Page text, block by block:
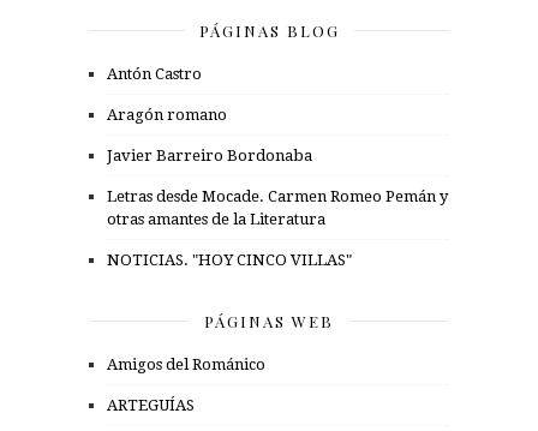
PÁGINAS BLOG
Antón Castro
Aragón romano
Javier Barreiro Bordonaba
Letras desde Mocade. Carmen Romeo Pemán y
otras amantes de la Literatura
NOTICIAS. "HOY CINCO VILLAS"
PÁGINAS WEB
Amigos del Románico
ARTEGUÍAS